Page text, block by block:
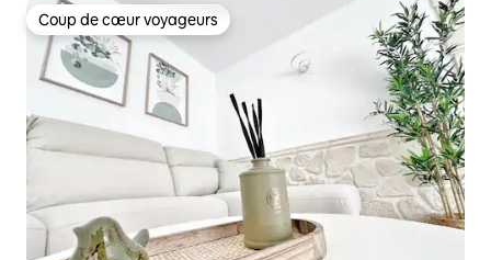
Coup de cœur voyageurs
Coup de cœur voyageurs